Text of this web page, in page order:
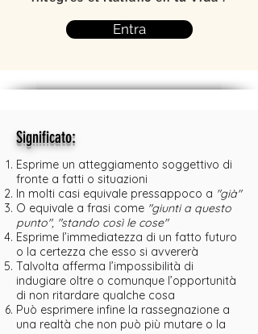
Entra
Significato:
Esprime un atteggiamento soggettivo di
fronte a fatti o situazioni
In molti casi equivale pressappoco a "già"
O equivale a frasi come "giunti a questo
punto", "stando così le cose"
Esprime l’immediatezza di un fatto futuro
o la certezza che esso si avvererà
Talvolta afferma l’impossibilità di
indugiare oltre o comunque l’opportunità
di non ritardare qualche cosa
Può esprimere infine la rassegnazione a
una realtà che non può più mutare o la